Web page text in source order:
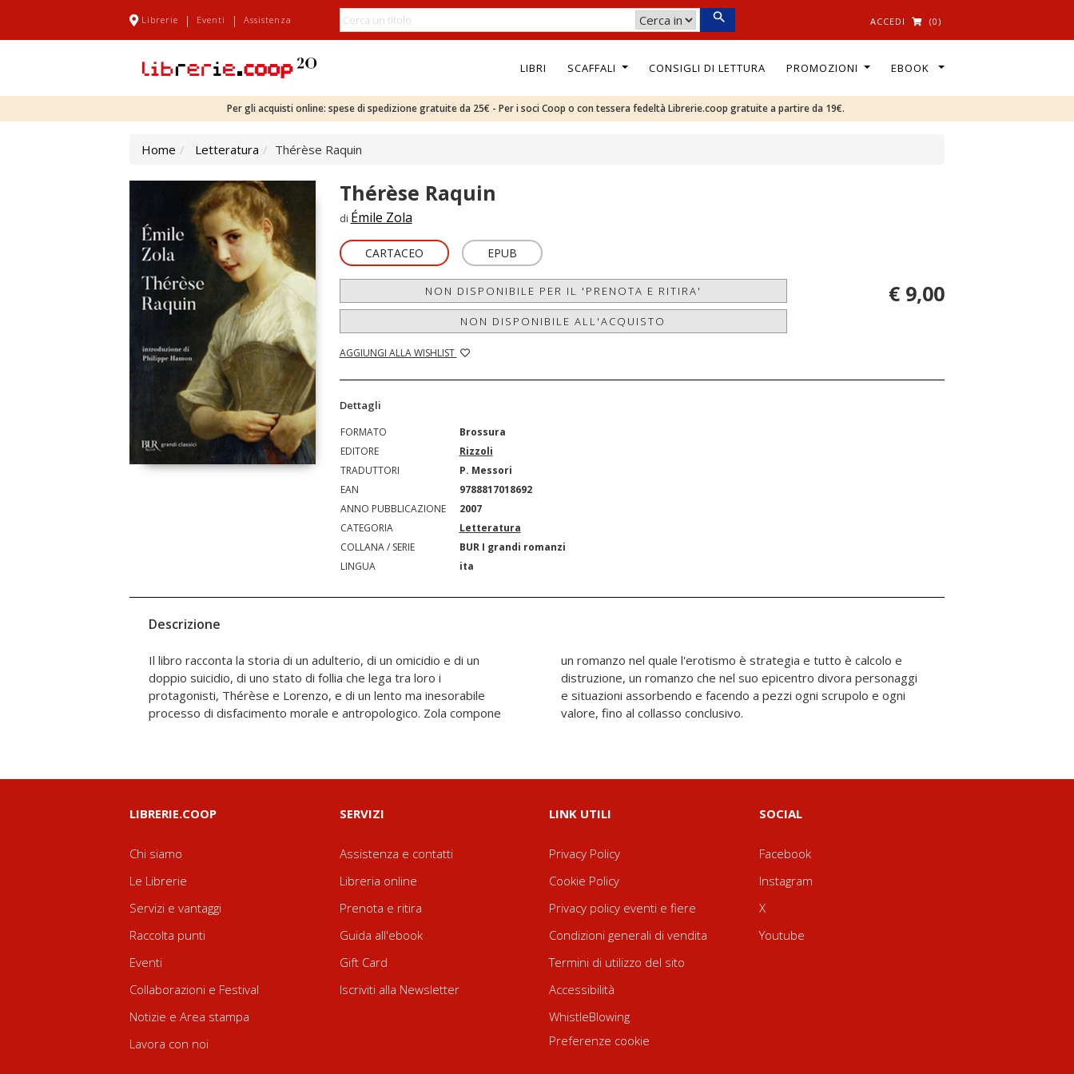
Librerie | Eventi | Assistenza ACCEDI (0)
LIBRI SCAFFALI CONSIGLI DI LETTURA PROMOZIONI EBOOK
Per gli acquisti online: spese di spedizione gratuite da 25€ - Per i soci Coop o con tessera fedeltà Librerie.coop gratuite a partire da 19€.
Home Letteratura Thérèse Raquin
Thérèse Raquin
di Émile Zola
CARTACEO EPUB
NON DISPONIBILE PER IL 'PRENOTA E RITIRA'
NON DISPONIBILE ALL'ACQUISTO
AGGIUNGI ALLA WISHLIST
€ 9,00
Dettagli
FORMATO
Brossura
EDITORE
Rizzoli
TRADUTTORI
P. Messori
EAN
9788817018692
ANNO PUBBLICAZIONE
2007
CATEGORIA
Letteratura
COLLANA / SERIE
BUR I grandi romanzi
LINGUA
ita
Descrizione
Il libro racconta la storia di un adulterio, di un omicidio e di un
doppio suicidio, di uno stato di follia che lega tra loro i
protagonisti, Thérèse e Lorenzo, e di un lento ma inesorabile
processo di disfacimento morale e antropologico. Zola compone
un romanzo nel quale l'erotismo è strategia e tutto è calcolo e
distruzione, un romanzo che nel suo epicentro divora personaggi
e situazioni assorbendo e facendo a pezzi ogni scrupolo e ogni
valore, fino al collasso conclusivo.
LIBRERIE.COOP
Chi siamo
Le Librerie
Servizi e vantaggi
Raccolta punti
Eventi
Collaborazioni e Festival
Notizie e Area stampa
Lavora con noi
SERVIZI
Assistenza e contatti
Libreria online
Prenota e ritira
Guida all'ebook
Gift Card
Iscriviti alla Newsletter
LINK UTILI
Privacy Policy
Cookie Policy
Privacy policy eventi e fiere
Condizioni generali di vendita
Termini di utilizzo del sito
Accessibilità
WhistleBlowing
Preferenze cookie
SOCIAL
Facebook
Instagram
X
Youtube